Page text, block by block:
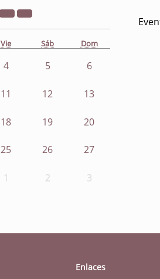
Vie Sáb Dom
4 5 6
11 12 13
18 19 20
25 26 27
1 2 3
Enlaces